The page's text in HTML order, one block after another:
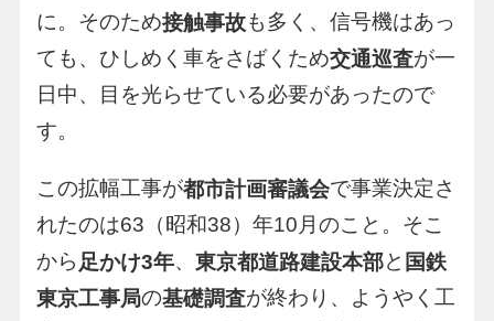
に。そのため接触事故も多く、信号機はあっ
ても、ひしめく車をさばくため交通巡査が一
日中、目を光らせている必要があったので
す。
この拡幅工事が都市計画審議会で事業決定さ
れたのは63（昭和38）年10月のこと。そこ
から 足かけ3年、 東京都道路建設本部と 国鉄
東京工事局の基礎調査が終わり、ようやく工